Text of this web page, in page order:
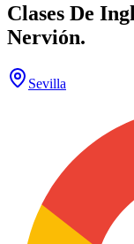
Clases De
Nervión.
Sevilla